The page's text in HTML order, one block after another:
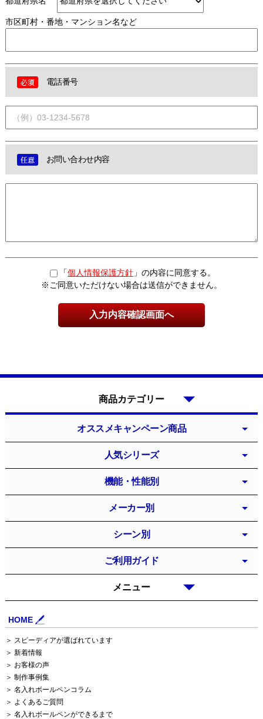
市区町村・番地・マンション名など
電話番号
お問い合わせ内容
「個人情報保護方針 」の内容に同意する。
※ご同意いただけない場合は送信ができません。
HOME
＞ スピーディアが選ばれています
＞ 新着情報
＞ お客様の声
＞ 制作事例集
＞ 名入れボールペンコラム
＞ よくあるご質問
＞ 名入れボールペンができるまで
メニュー
オススメキャンペーン商品
人気シリーズ
機能・性能別
メーカー別
シーン別
ご利用ガイド
商品カテゴリー